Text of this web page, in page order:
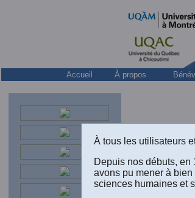
Accueil À propos
À tous les utilisateurs
Depuis nos débuts,
avons pu mener à
sciences humaines et